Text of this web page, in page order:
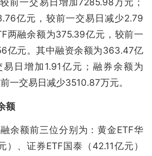
前一交易日增加7285.98万元；
亿元，较前一交易日减少2.79
两融余额为375.39亿元，较前一
亿元。其中融资余额为363.47亿
日增加1.91亿元；融券余额为
一交易日减少3510.87万元。
额
余额前三位分别为：黄金ETF华
、证券ETF国泰（42.11亿元）